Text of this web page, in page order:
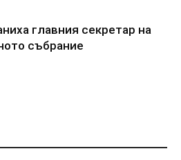
главния секретар на
събрание